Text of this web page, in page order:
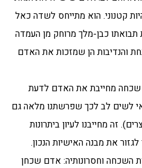
קטנוני. הוא מתייחס לשדה כאל
כבן-מלך מרוחק מן העמדה
והנדיבות הן שמזכות את האדם
שכחה מחייבת את האדם לדעת
לשים לב לכך שפרשתנו מלאה גם
זה מחייבנו לעיון ביתרונות
את מבנה האישיות הנכון.
השכחה וחסרונותיה: אדם שכחן